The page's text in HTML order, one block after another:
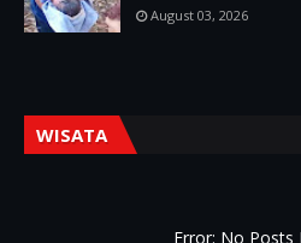
August 03, 2026
WISATA
Error: No Posts